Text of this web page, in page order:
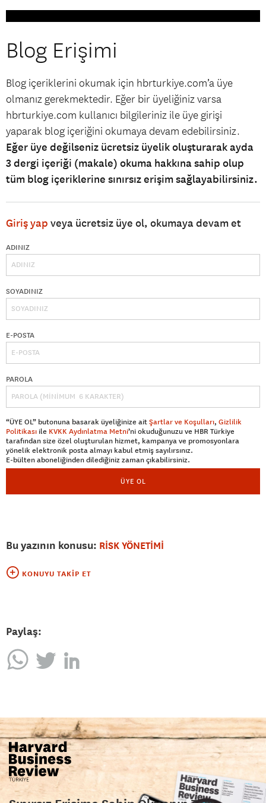
Blog Erişimi
Blog içeriklerini okumak için hbrturkiye.com’a üye
olmanız gerekmektedir. Eğer bir üyeliğiniz varsa
hbrturkiye.com kullanıcı bilgileriniz ile üye girişi
yaparak blog içeriğini okumaya devam edebilirsiniz.
Eğer üye değilseniz ücretsiz üyelik oluşturarak ayda
3 dergi içeriği (makale) okuma hakkına sahip olup
tüm blog içeriklerine sınırsız erişim sağlayabilirsiniz.
Giriş yap veya ücretsiz üye ol, okumaya devam et
ADINIZ
SOYADINIZ
E-POSTA
PAROLA
“ÜYE OL” butonuna basarak üyeliğinize aitŞartlar ve Koşulları, Gizlilik
Politikası ile KVKK Aydınlatma Metni’ni okuduğunuzu ve HBR Türkiye
tarafından size özel oluşturulan hizmet, kampanya ve promosyonlara
yönelik elektronik posta almayı kabul etmiş sayılırsınız.
E-bülten aboneliğinden dilediğiniz zaman çıkabilirsiniz.
ÜYE OL
Bu yazının konusu: RİSK YÖNETİMİ
KONUYU TAKIP ET
Paylaş: